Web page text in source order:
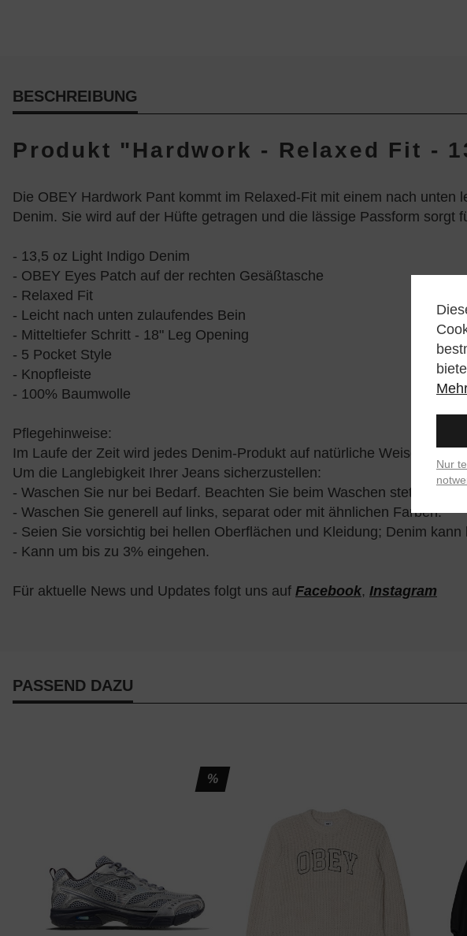
BESCHREIBUNG
Produkt "Hardwork - Relaxed Fit -
Die OBEY Hardwork Pant kommt im Relaxed-Fit mit einem nach
Denim. Sie wird auf der Hüfte getragen und die lässige Passform sorgt
- 13,5 oz Light Indigo Denim
- OBEY Eyes Patch auf der rechten Gesäßtasche
- Relaxed Fit
- Leicht nach unten zulaufendes Bein
- Mitteltiefer Schritt - 18" Leg Opening
- 5 Pocket Style
- Knopfleiste
- 100% Baumwolle
Pflegehinweise:
Im Laufe der Zeit wird jedes Denim-Produkt auf natürliche Weise eine
Um die Langlebigkeit Ihrer Jeans sicherzustellen:
- Waschen Sie nur bei Bedarf. Beachten Sie beim Waschen stets die
- Waschen Sie generell auf links, separat oder mit ähnlichen Farben.
- Seien Sie vorsichtig bei hellen Oberflächen und Kleidung; Denim
- Kann um bis zu 3% eingehen.
Für aktuelle News und Updates folgt uns auf Facebook, Instagram
PASSEND DAZU
%
Nur